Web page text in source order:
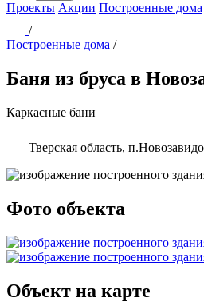
Проекты Акции Построенные дома
/
Построенные дома /
Баня из бруса в
Каркасные бани
Тверская область,
Фото объекта
Объект на карте